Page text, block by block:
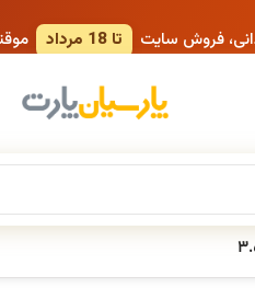
فروش سایت تا 18 مرداد